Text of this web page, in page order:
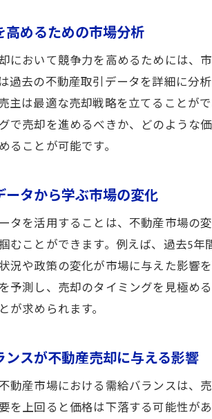
高めるための市場分析
において競争力を高めるためには、
過去の不動産取引データを詳細に分
主は最適な売却戦略を立てることが
で売却を進めるべきか、どのような
ることが可能です。
ータから学ぶ市場の変化
タを活用することは、不動産市場の
むことができます。例えば、過去5
況や政策の変化が市場に与えた影響
予測し、売却のタイミングを見極め
が求められます。
ンスが不動産売却に与える影響
動産市場における需給バランスは、
を上回ると価格は下落する可能性が